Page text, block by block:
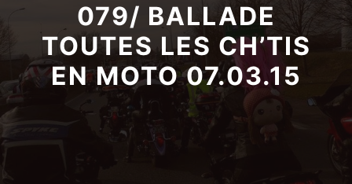
079/ BALLADE
TOUTES LES CH’TIS
EN MOTO 07.03.15